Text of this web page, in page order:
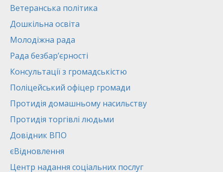
Ветеранська політика
Дошкільна освіта
Молодіжна рада
Рада безбар’єрності
Консультації з громадськістю
Поліцейський офіцер громади
Протидія домашньому насильству
Протидія торгівлі людьми
Довідник ВПО
єВідновлення
Центр надання соціальних послуг